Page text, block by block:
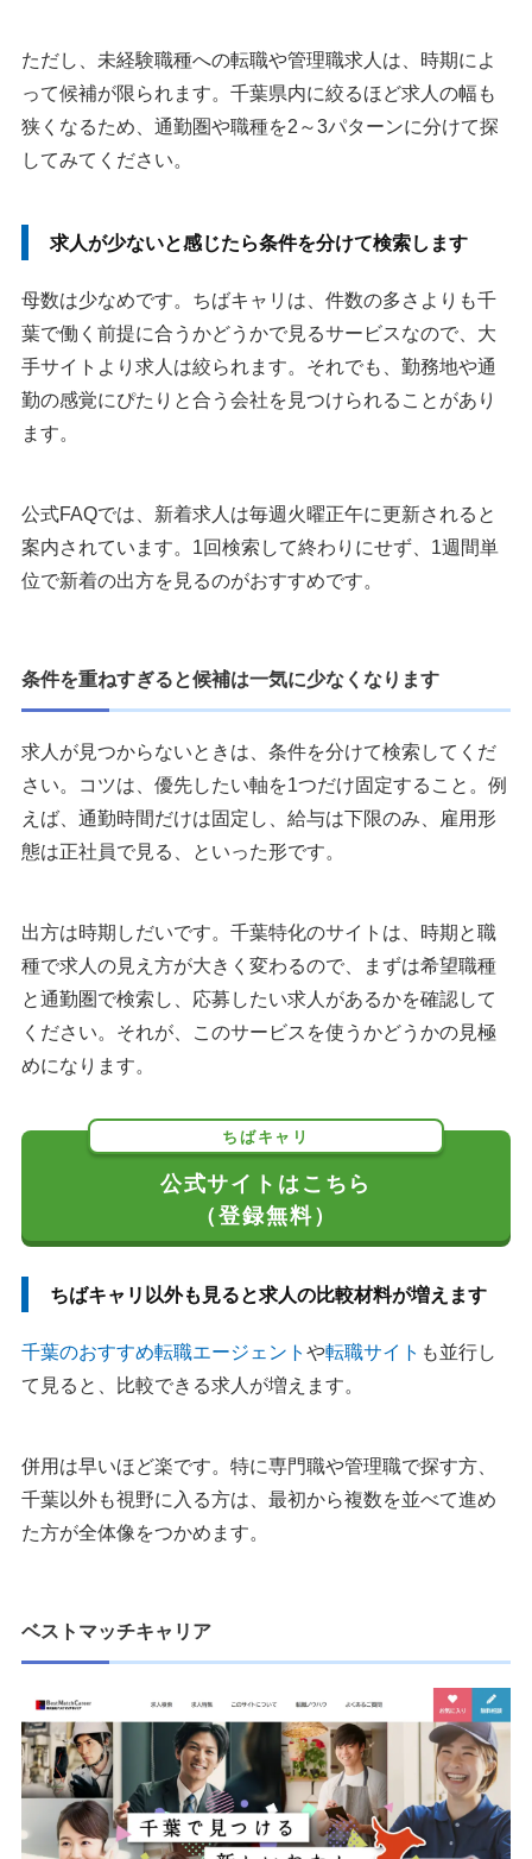
ただし、未経験職種への転職や管理職求人は、時期によ
って候補が限られます。千葉県内に絞るほど求人の幅も
狭くなるため、通勤圏や職種を2～3パターンに分けて探
してみてください。
求人が少ないと感じたら条件を分けて検索します
母数は少なめです。ちばキャリは、件数の多さよりも千
葉で働く前提に合うかどうかで見るサービスなので、大
手サイトより求人は絞られます。それでも、勤務地や通
勤の感覚にぴたりと合う会社を見つけられることがあり
ます。
公式FAQでは、新着求人は毎週火曜正午に更新されると
案内されています。1回検索して終わりにせず、1週間単
位で新着の出方を見るのがおすすめです。
条件を重ねすぎると候補は一気に少なくなります
求人が見つからないときは、条件を分けて検索してくだ
さい。コツは、優先したい軸を1つだけ固定すること。例
えば、通勤時間だけは固定し、給与は下限のみ、雇用形
態は正社員で見る、といった形です。
出方は時期しだいです。千葉特化のサイトは、時期と職
種で求人の見え方が大きく変わるので、まずは希望職種
と通勤圏で検索し、応募したい求人があるかを確認して
ください。それが、このサービスを使うかどうかの見極
めになります。
ちばキャリ
公式サイトはこちら
（登録無料）
ちばキャリ以外も見ると求人の比較材料が増えます
千葉のおすすめ転職エージェント や転職サイト も並行し
て見ると、比較できる求人が増えます。
併用は早いほど楽です。特に専門職や管理職で探す方、
千葉以外も視野に入る方は、最初から複数を並べて進め
た方が全体像をつかめます。
ベストマッチキャリア